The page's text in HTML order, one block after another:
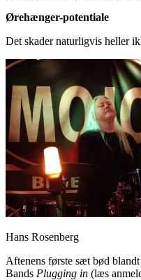
Ørehænger-potentiale
Det skader naturligvis heller
Hans Rosenberg
Aftenens første sæt bød
Bands Plugging in (læs